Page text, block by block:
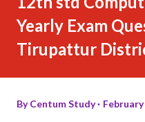
Yearly Exam
Tirupattur
ByCentum Study